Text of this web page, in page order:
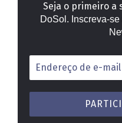
Seja o primeiro a
DoSol. Inscreva-
Endereço
de
e-
mail